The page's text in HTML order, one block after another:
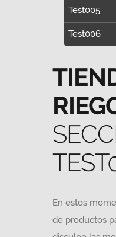
Test005
Test006
En estos
de productos